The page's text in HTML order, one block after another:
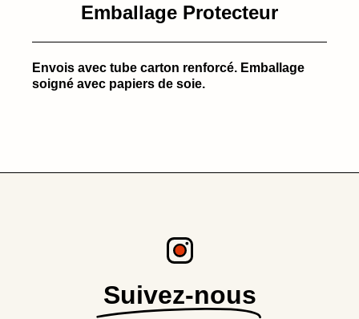
Emballage Protecteur
Envois avec tube carton renforcé. Emballage
soigné avec papiers de soie.
Suivez-nous